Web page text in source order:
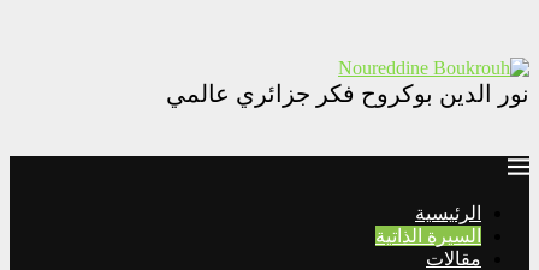
نور الدين بوكروح فكر جزائري عالمي
الرئيسية
السيرة الذاتية
مقالات